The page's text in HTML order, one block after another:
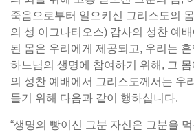
죽음으로부터 일으키신 그리스도의
의 성 이그나티오스) 감사의 성찬 예
된 몸은 우리에게 제공되고, 우리는 혼
하느님의 생명에 참여하기 위해, 그
의 성찬 예배에서 그리스도께서는 우
들기 위해 다음과 같이 행하십니다.
“생명의 빵이신 그분 자신은 그분을